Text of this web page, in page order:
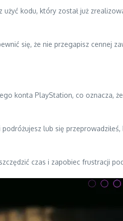
kodu, który został już
się, że nie przegapisz cennej
konta PlayStation, co oznacza,
lub się przeprowadziłeś,
czas i zapobiec frustracji